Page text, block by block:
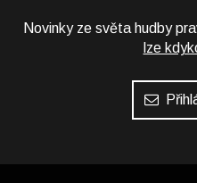
Novinky ze světa hudby
lze